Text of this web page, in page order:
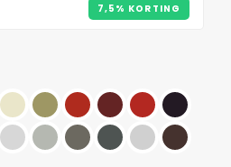
7,5% KORTING